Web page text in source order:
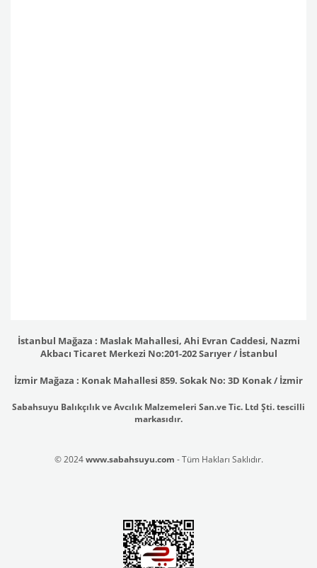
İstanbul Mağaza : Maslak Mahallesi, Ahi Evran Caddesi, Nazmi
Akbacı Ticaret Merkezi No:201-202 Sarıyer / İstanbul
İzmir Mağaza : Konak Mahallesi 859. Sokak No: 3D Konak / İzmir
Sabahsuyu Balıkçılık ve Avcılık Malzemeleri San.ve Tic. Ltd Şti. tescilli
markasıdır.
© 2024www.sabahsuyu.com - Tüm Hakları Saklıdır.